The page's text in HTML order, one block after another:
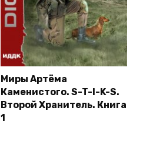
Миры Артёма
Каменистого. S-T-I-K-S.
Второй Хранитель. Книга
1